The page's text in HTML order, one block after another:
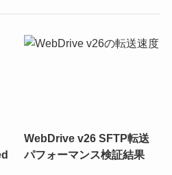
WebDrive v26 SFTP転送
パフォーマンス検証結果